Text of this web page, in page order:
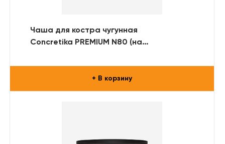
Чаша для костра чугунная
Concretika PREMIUM N80 (на
+ В корзину